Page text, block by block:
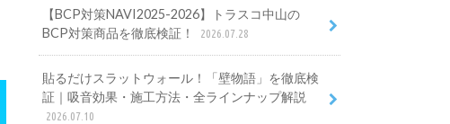
【BCP対策NAVI2025-2026】トラスコ中山の
BCP対策商品を徹底検証！
2026.07.28
貼るだけスラットウォール！「壁物語」を徹底検
証｜吸音効果・施工方法・全ラインナップ解説
2026.07.10